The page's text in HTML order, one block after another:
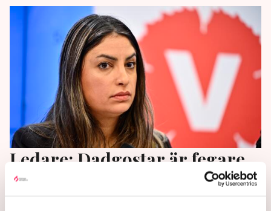
Ledare: Dadgostar är fegare
än Mamdani